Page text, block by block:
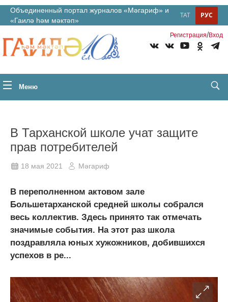
Объединенный портал журналов «Мәгариф» и
«Гаилә һәм мәктәп»
РУС
ТАТ
Регистрация/Вход
Меню
В Тарханской школе учат защите
прав потребителей
18 мая 2021 Мәгариф
В переполненном актовом зале
Большетарханской средней школы собрался
весь коллектив. Здесь принято так отмечать
значимые события. На этот раз школа
поздравляла юных хужожников, добившихся
успехов в ре...